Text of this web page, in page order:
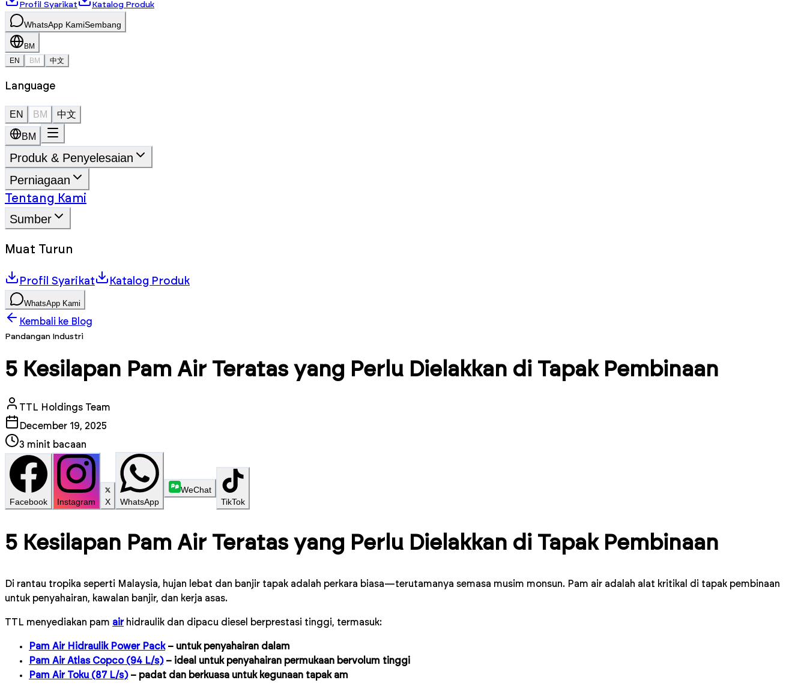
Profil Syarikat Katalog Produk
WhatsApp KamiSembang
BM
EN
BM 中文
Language
EN BM 中文
BM
Produk & Penyelesaian
Perniagaan
Tentang Kami
Sumber
Muat Turun
Profil Syarikat Katalog Produk
WhatsApp Kami
Kembali ke Blog
Pandangan Industri
5 Kesilapan Pam Air Teratas yang Perlu Dielakkan di Tapak Pembinaan
TTL Holdings Team
December 19, 2025
3 minit bacaan
Facebook Instagram X WhatsApp
WeChat
TikTok
5 Kesilapan Pam Air Teratas yang Perlu Dielakkan di Tapak Pembinaan
Di rantau tropika seperti Malaysia, hujan lebat dan banjir tapak adalah perkara biasa—terutamanya semasa musim monsun. Pam air adalah alat kritikal di tapak pembinaan
untuk penyahairan, kawalan banjir, dan kerja asas.
TTL menyediakan pam airhidraulik dan dipacu diesel berprestasi tinggi, termasuk:
Pam Air Hidraulik Power Pack– untuk penyahairan dalam
Pam Air Atlas Copco (94 L/s)– ideal untuk penyahairan permukaan bervolum tinggi
Pam Air Toku (87 L/s)– padat dan berkuasa untuk kegunaan tapak am